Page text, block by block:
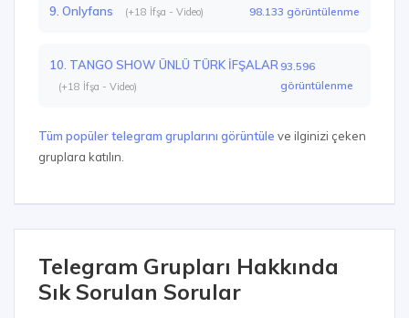
9. Onlyfans (+18 İfşa - Video) 98.133 görüntülenme
10. TANGO SHOW ÜNLÜ TÜRK İFŞALAR
(+18 İfşa - Video)
93.596
görüntülenme
Tüm popüler telegram gruplarını görüntüle ve ilginizi çeken
gruplara katılın.
Telegram Grupları Hakkında
Sık Sorulan Sorular